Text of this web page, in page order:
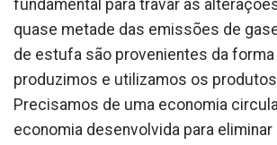
fundamental para travar as
quase metade das emissões de
de estufa são provenientes da
produzimos e utilizamos os
Precisamos de uma economia
economia desenvolvida para